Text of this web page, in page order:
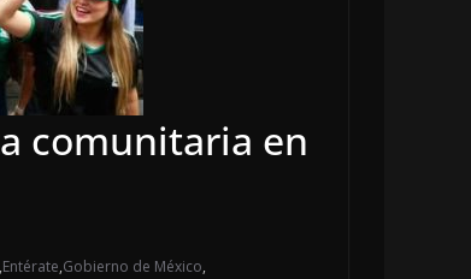
comunitaria en
,Entérate,Gobierno de México,